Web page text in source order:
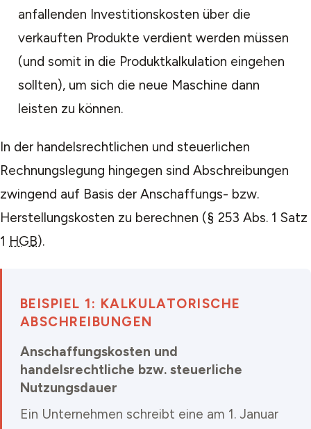
anfallenden Investitionskosten über die
verkauften Produkte verdient werden müssen
(und somit in die Produktkalkulation eingehen
sollten), um sich die neue Maschine dann
leisten zu können.
In der handelsrechtlichen und steuerlichen
Rechnungslegung hingegen sind Abschreibungen
zwingend auf Basis der Anschaffungs- bzw.
Herstellungskosten zu berechnen (§ 253 Abs. 1 Satz
1 HGB).
BEISPIEL 1: KALKULATORISCHE
ABSCHREIBUNGEN
Anschaffungskosten und
handelsrechtliche bzw. steuerliche
Nutzungsdauer
Ein Unternehmen schreibt eine am 1. Januar